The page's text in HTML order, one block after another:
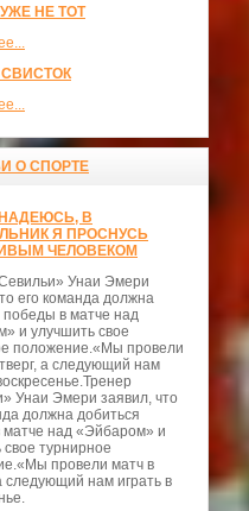
НЕ ТОТ
О СПОРТЕ
В
Я ПРОСНУСЬ
ЧЕЛОВЕКОМ
Унаи Эмери
его команда должна
победы в матче над
и улучшить свое
положение.«Мы провели
а следующий нам
Унаи Эмери заявил, что
должна добиться
над «Эйбаром» и
свое турнирное
провели матч в
следующий нам играть в